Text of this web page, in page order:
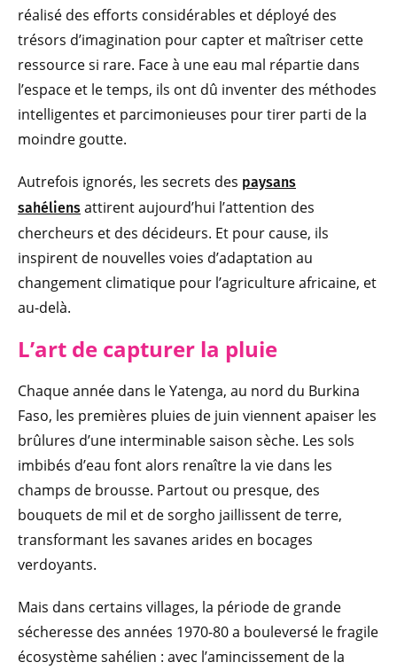
réalisé des efforts considérables et déployé des
trésors d’imagination pour capter et maîtriser cette
ressource si rare. Face à une eau mal répartie dans
l’espace et le temps, ils ont dû inventer des méthodes
intelligentes et parcimonieuses pour tirer parti de la
moindre goutte.
Autrefois ignorés, les secrets des paysans
sahéliens attirent aujourd’hui l’attention des
chercheurs et des décideurs. Et pour cause, ils
inspirent de nouvelles voies d’adaptation au
changement climatique pour l’agriculture africaine, et
au-delà.
L’art de capturer la pluie
Chaque année dans le Yatenga, au nord du Burkina
Faso, les premières pluies de juin viennent apaiser les
brûlures d’une interminable saison sèche. Les sols
imbibés d’eau font alors renaître la vie dans les
champs de brousse. Partout ou presque, des
bouquets de mil et de sorgho jaillissent de terre,
transformant les savanes arides en bocages
verdoyants.
Mais dans certains villages, la période de grande
sécheresse des années 1970-80 a bouleversé le fragile
écosystème sahélien : avec l’amincissement de la